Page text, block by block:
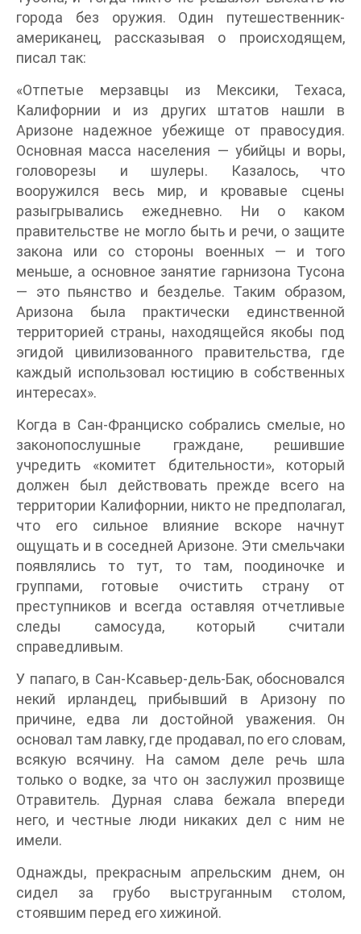
города без оружия. Один путешественник-
американец, рассказывая о происходящем,
писал так:
«Отпетые мерзавцы из Мексики, Техаса,
Калифорнии и из других штатов нашли в
Аризоне надежное убежище от правосудия.
Основная масса населения — убийцы и воры,
головорезы и шулеры. Казалось, что
вооружился весь мир, и кровавые сцены
разыгрывались ежедневно. Ни о каком
правительстве не могло быть и речи, о защите
закона или со стороны военных — и того
меньше, а основное занятие гарнизона Тусона
— это пьянство и безделье. Таким образом,
Аризона была практически единственной
территорией страны, находящейся якобы под
эгидой цивилизованного правительства, где
каждый использовал юстицию в собственных
интересах».
Когда в Сан-Франциско собрались смелые, но
законопослушные граждане, решившие
учредить «комитет бдительности», который
должен был действовать прежде всего на
территории Калифорнии, никто не предполагал,
что его сильное влияние вскоре начнут
ощущать и в соседней Аризоне. Эти смельчаки
появлялись то тут, то там, поодиночке и
группами, готовые очистить страну от
преступников и всегда оставляя отчетливые
следы самосуда, который считали
справедливым.
У папаго, в Сан-Ксавьер-дель-Бак, обосновался
некий ирландец, прибывший в Аризону по
причине, едва ли достойной уважения. Он
основал там лавку, где продавал, по его словам,
всякую всячину. На самом деле речь шла
только о водке, за что он заслужил прозвище
Отравитель. Дурная слава бежала впереди
него, и честные люди никаких дел с ним не
имели.
Однажды, прекрасным апрельским днем, он
сидел за грубо выструганным столом,
стоявшим перед его хижиной.